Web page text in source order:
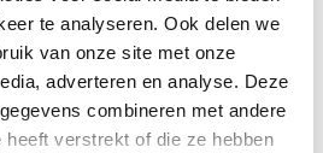
te analyseren. Ook delen we
van onze site met onze
adverteren en analyse. Deze
combineren met andere
heeft verstrekt of die ze hebben
probleem is, het raakt
je klantrelaties en
van je organisatie.
dienstverleners om van